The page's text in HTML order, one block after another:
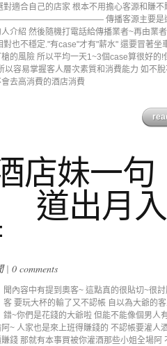
對適合自己的店家 根本不用擔心客源和賺不
傳播客源主要是
介紹 然後隨機打電話給傳播業者~再由業
對也不穩定."有case"才有"薪水" 還要冒著坐
的風險 所以平均一天1~3個case算很好的!
容易掌握客人層次素質和消費能力 如不
去高消費的酒店消費
店妹一句
道出月入
| 0 comments
聞內容中有提到奧客~ 這點真的很貼切~很
客 要玩大杯的輸了又不認帳 自以為大爺的
錯~你們是花錢的大爺啦 但能不能像個男人
~ 人家也是來上班得賺錢的 不認帳要灌人
錢 那就有本事買被你灌酒那些小姐全場阿